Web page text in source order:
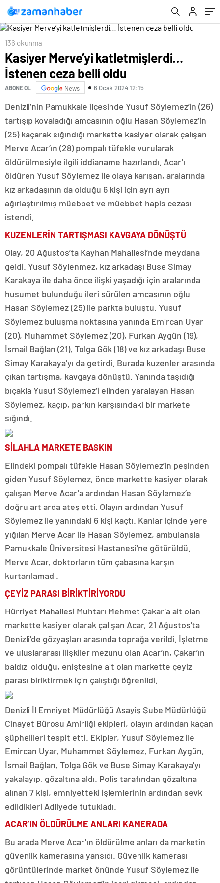
136 okunma
Kasiyer Merve’yi katletmişlerdi…
İstenen ceza belli oldu
ABONE OL News 6 Ocak 2024 12:15
Denizli’nin Pamukkale ilçesinde Yusuf Söylemez’in (26)
tartışıp kovaladığı amcasının oğlu Hasan Söylemez’in
(25) kaçarak sığındığı markette kasiyer olarak çalışan
Merve Acar’ın (28) pompalı tüfekle vurularak
öldürülmesiyle ilgili iddianame hazırlandı. Acar’ı
öldüren Yusuf Söylemez ile olaya karışan, aralarında
kız arkadaşının da olduğu 6 kişi için ayrı ayrı
ağırlaştırılmış müebbet ve müebbet hapis cezası
istendi.
KUZENLERİN TARTIŞMASI KAVGAYA DÖNÜŞTÜ
Olay, 20 Ağustos’ta Kayhan Mahallesi’nde meydana
geldi. Yusuf Söylenmez, kız arkadaşı Buse Simay
Karakaya ile daha önce ilişki yaşadığı için aralarında
husumet bulunduğu ileri sürülen amcasının oğlu
Hasan Söylemez (25) ile parkta buluştu. Yusuf
Söylemez buluşma noktasına yanında Emircan Uyar
(20), Muhammet Söylemez (20), Furkan Aygün (19),
İsmail Bağlan (21), Tolga Gök (18) ve kız arkadaşı Buse
Simay Karakaya’yı da getirdi. Burada kuzenler arasında
çıkan tartışma, kavgaya dönüştü. Yanında taşıdığı
bıçakla Yusuf Söylemez’i elinden yaralayan Hasan
Söylemez, kaçıp, parkın karşısındaki bir markete
sığındı.
SİLAHLA MARKETE BASKIN
Elindeki pompalı tüfekle Hasan Söylemez’in peşinden
giden Yusuf Söylemez, önce markette kasiyer olarak
çalışan Merve Acar’a ardından Hasan Söylemez’e
doğru art arda ateş etti. Olayın ardından Yusuf
Söylemez ile yanındaki 6 kişi kaçtı. Kanlar içinde yere
yığılan Merve Acar ile Hasan Söylemez, ambulansla
Pamukkale Üniversitesi Hastanesi’ne götürüldü.
Merve Acar, doktorların tüm çabasına karşın
kurtarılamadı.
ÇEYİZ PARASI BİRİKTİRİYORDU
Hürriyet Mahallesi Muhtarı Mehmet Çakar’a ait olan
markette kasiyer olarak çalışan Acar, 21 Ağustos’ta
Denizli’de gözyaşları arasında toprağa verildi. İşletme
ve uluslararası ilişkiler mezunu olan Acar’ın, Çakar’ın
baldızı olduğu, eniştesine ait olan markette çeyiz
parası biriktirmek için çalıştığı öğrenildi.
Denizli İl Emniyet Müdürlüğü Asayiş Şube Müdürlüğü
Cinayet Bürosu Amirliği ekipleri, olayın ardından kaçan
şüphelileri tespit etti. Ekipler, Yusuf Söylemez ile
Emircan Uyar, Muhammet Söylemez, Furkan Aygün,
İsmail Bağlan, Tolga Gök ve Buse Simay Karakaya’yı
yakalayıp, gözaltına aldı. Polis tarafından gözaltına
alınan 7 kişi, emniyetteki işlemlerinin ardından sevk
edildikleri Adliyede tutukladı.
ACAR’IN ÖLDÜRÜLME ANLARI KAMERADA
Bu arada Merve Acar’ın öldürülme anları da marketin
güvenlik kamerasına yansıdı. Güvenlik kamerası
görüntülerinde market önünde Yusuf Söylemez ile